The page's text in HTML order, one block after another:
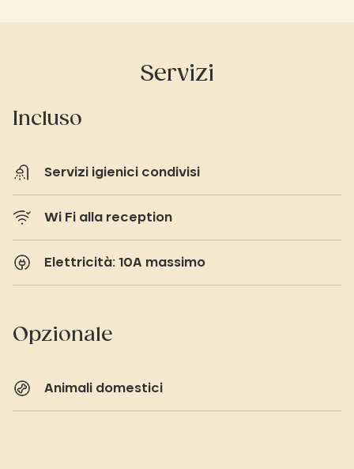
Servizi
Incluso
Servizi igienici condivisi
Wi Fi alla reception
Elettricità: 10A massimo
Opzionale
Animali domestici